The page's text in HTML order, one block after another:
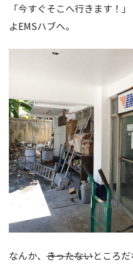
「今すぐそこへ行きます！
よEMSハブへ。
なんか、 きったないところ